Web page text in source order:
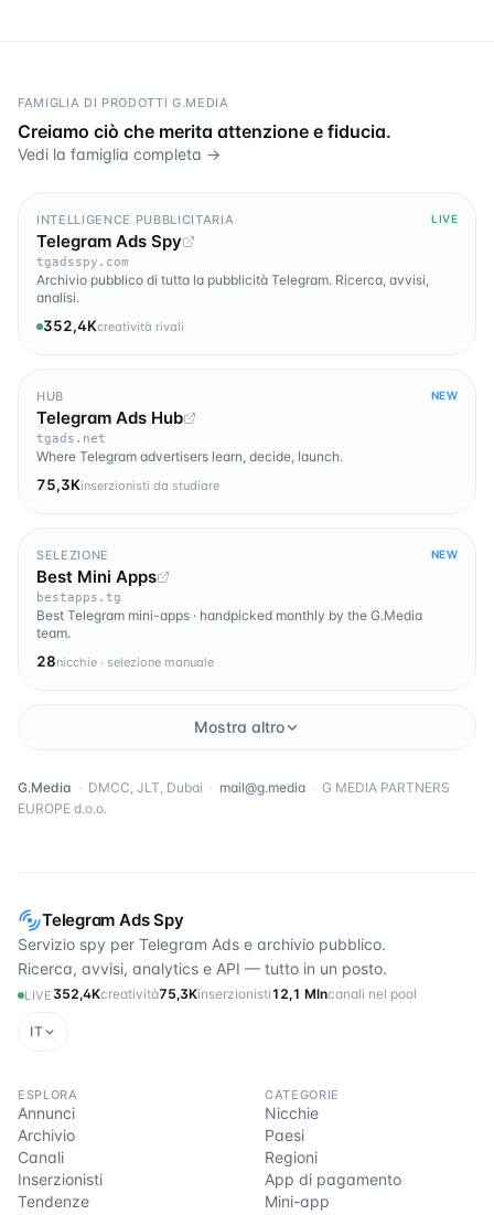
Telegram Ads Spy
Servizio spy per Telegram Ads e archivio pubblico.
Ricerca, avvisi, analytics e API — tutto in un posto.
LIVE 352,4Kcreatività75,3Kinserzionisti12,1 Mlncanali nel pool
IT
ESPLORA
Annunci
Archivio
Canali
Inserzionisti
Tendenze
CATEGORIE
Nicchie
Paesi
Regioni
App di pagamento
Mini-app
FAMIGLIA DI PRODOTTI G.MEDIA
Creiamo ciò che merita attenzione e fiducia.
Vedi la famiglia completa →
INTELLIGENCE PUBBLICITARIA LIVE
Telegram Ads Spy
tgadsspy.com
Archivio pubblico di tutta la pubblicità Telegram. Ricerca, avvisi,
analisi.
352,4Kcreatività rivali
HUB NEW
Telegram Ads Hub
tgads.net
Where Telegram advertisers learn, decide, launch.
75,3Kinserzionisti da studiare
SELEZIONE NEW
Best Mini Apps
bestapps.tg
Best Telegram mini-apps · handpicked monthly by the G.Media
team.
28nicchie · selezione manuale
Mostra altro
G.Media · DMCC, JLT, Dubai · mail@g.media · G MEDIA PARTNERS
EUROPE d.o.o.